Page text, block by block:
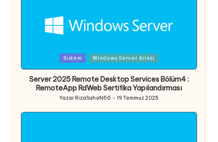
in
Sistem Windows Server Ailesi
Server 2025 Remote Desktop Services Bölüm4 :
RemoteApp RdWeb Sertifika Yapılandırması
Posted
by
Yazar RizaSahaN66 19 Temmuz 2025